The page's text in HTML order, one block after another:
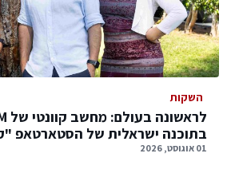
השקות
בתוכנה ישראלית של הסטארטאפ
01 אוגוסט, 2026